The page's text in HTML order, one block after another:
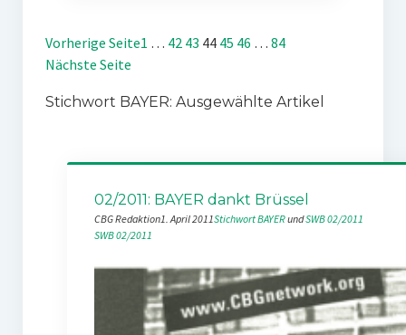
Vorherige Seite1 … 42 43 44 45 46 … 84
Nächste Seite
Stichwort BAYER: Ausgewählte Artikel
02/2011: BAYER dankt Brüssel
CBG Redaktion1. April 2011Stichwort BAYER und SWB 02/2011
SWB 02/2011